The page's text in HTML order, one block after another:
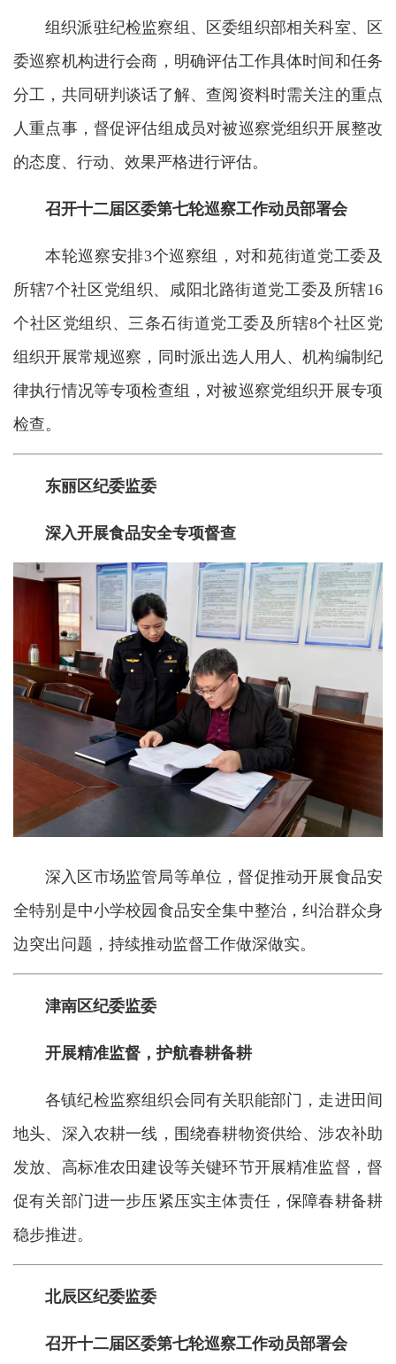
组织派驻纪检监察组、区委组织部相关科室、区
委巡察机构进行会商，明确评估工作具体时间和任务
分工，共同研判谈话了解、查阅资料时需关注的重点
人重点事，督促评估组成员对被巡察党组织开展整改
的态度、行动、效果严格进行评估。
召开十二届区委第七轮巡察工作动员部署会
本轮巡察安排3个巡察组，对和苑街道党工委及
所辖7个社区党组织、咸阳北路街道党工委及所辖16
个社区党组织、三条石街道党工委及所辖8个社区党
组织开展常规巡察，同时派出选人用人、机构编制纪
律执行情况等专项检查组，对被巡察党组织开展专项
检查。
东丽区纪委监委
深入开展食品安全专项督查
深入区市场监管局等单位，督促推动开展食品安
全特别是中小学校园食品安全集中整治，纠治群众身
边突出问题，持续推动监督工作做深做实。
津南区纪委监委
开展精准监督，护航春耕备耕
各镇纪检监察组织会同有关职能部门，走进田间
地头、深入农耕一线，围绕春耕物资供给、涉农补助
发放、高标准农田建设等关键环节开展精准监督，督
促有关部门进一步压紧压实主体责任，保障春耕备耕
稳步推进。
北辰区纪委监委
召开十二届区委第七轮巡察工作动员部署会